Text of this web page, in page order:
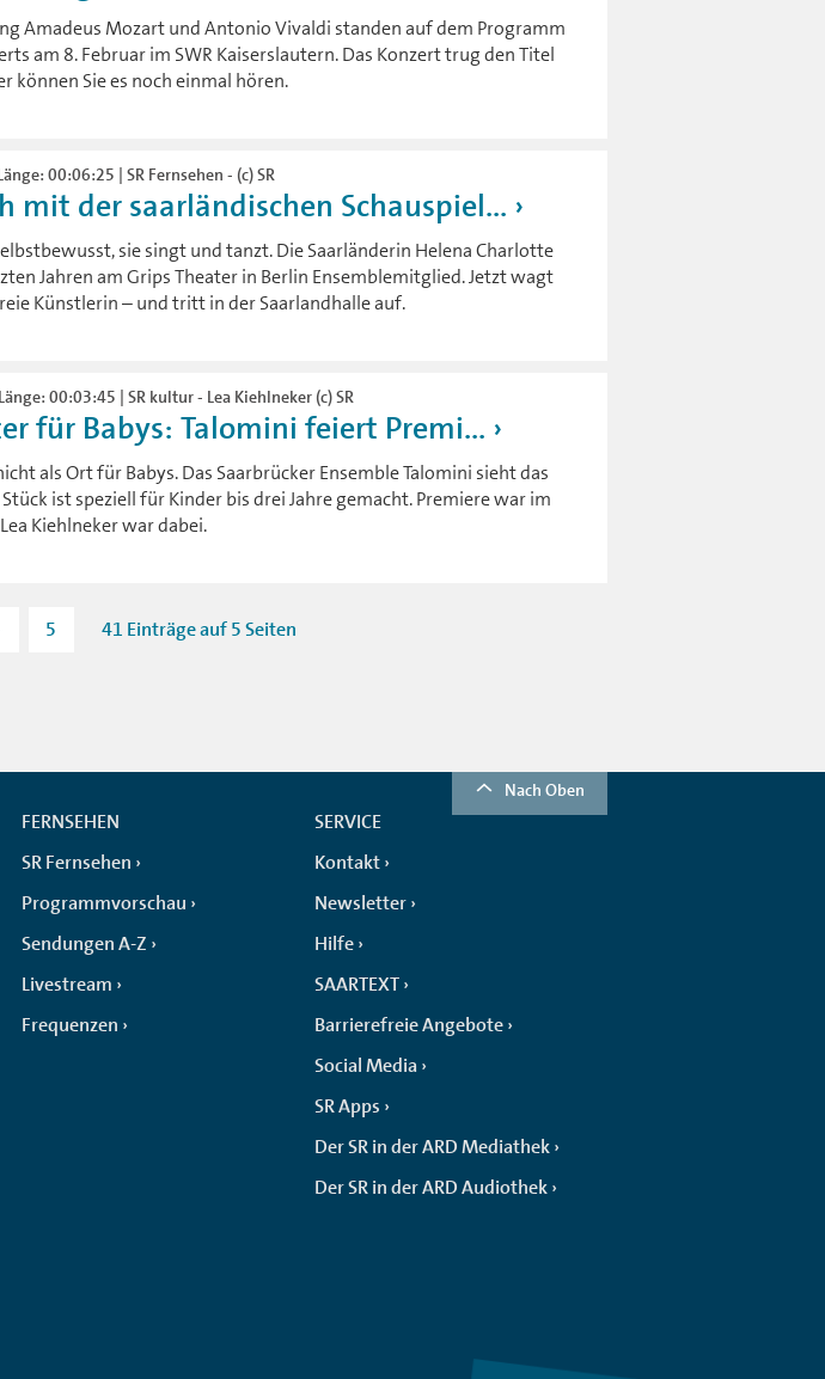
Amadeus Mozart und Antonio Vivaldi standen auf dem Programm
am 8. Februar im SWR Kaiserslautern. Das Konzert trug den Titel
können Sie es noch einmal hören.
00:06:25 | SR Fernsehen - (c) SR
mit der saarländischen Schauspiel...
sie singt und tanzt. Die Saarländerin Helena Charlotte
Jahren am Grips Theater in Berlin Ensemblemitglied. Jetzt wagt
Künstlerin – und tritt in der Saarlandhalle auf.
00:03:45 | SR kultur - Lea Kiehlneker (c) SR
für Babys: Talomini feiert Premi...
als Ort für Babys. Das Saarbrücker Ensemble Talomini sieht das
ist speziell für Kinder bis drei Jahre gemacht. Premiere war im
Kiehlneker war dabei.
5 41 Einträge auf 5 Seiten
Nach Oben
FERNSEHEN
SR Fernsehen
Programmvorschau
Sendungen A-Z
Livestream
Frequenzen
SERVICE
Kontakt
Newsletter
Hilfe
SAARTEXT
Barrierefreie Angebote
Social Media
SR Apps
Der SR in der ARD Mediathek
Der SR in der ARD Audiothek